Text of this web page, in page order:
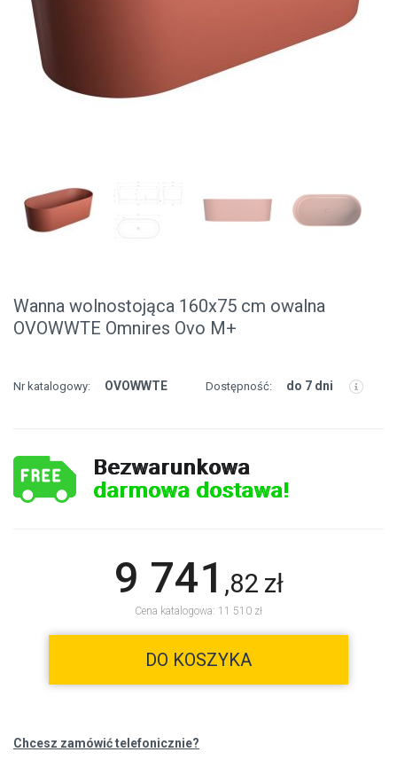
Wanna wolnostojąca 160x75 cm owalna
OVOWWTE Omnires Ovo M+
Nr katalogowy: OVOWWTE Dostępność: do 7 dni
Bezwarunkowa
darmowa dostawa!
9 741 ,82 zł
Cena katalogowa: 11 510 zł
DO KOSZYKA
Chcesz zamówić telefonicznie?